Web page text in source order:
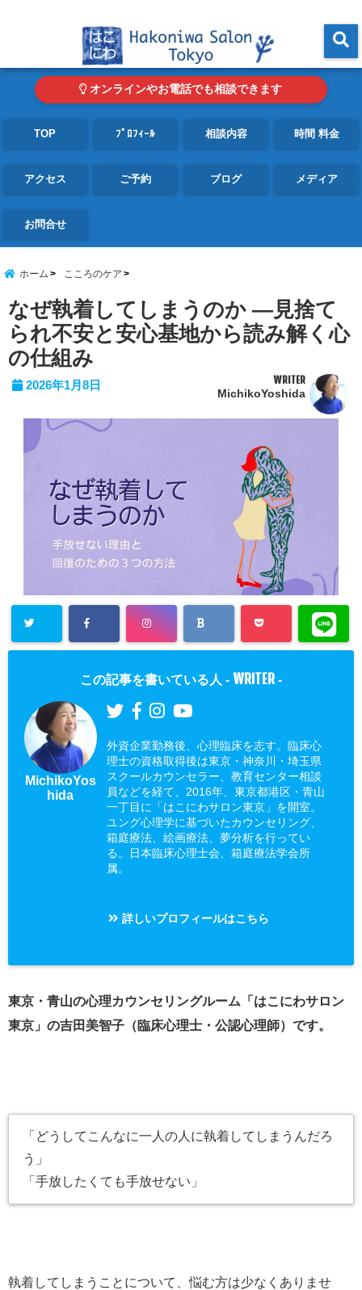
オンラインやお電話でも相談できます
TOP ﾌﾟﾛﾌｨｰﾙ 相談内容 時間 料金
アクセス ご予約 ブログ メディア
お問合せ
ホーム こころのケア
なぜ執着してしまうのか ―見捨て
られ不安と安心基地から読み解く心
の仕組み
2026年1月8日 WRITER
MichikoYoshida
この記事を書いている人 - WRITER -
MichikoYos
hida
外資企業勤務後、心理臨床を志す。臨床心
理士の資格取得後は東京・神奈川・埼玉県
スクールカウンセラー、教育センター相談
員などを経て、2016年、東京都港区・青山
一丁目に「はこにわサロン東京」を開室。
ユング心理学に基づいたカウンセリング、
箱庭療法、絵画療法、夢分析を行ってい
る。日本臨床心理士会、箱庭療法学会所
属。
詳しいプロフィールはこちら
東京・青山の心理カウンセリングルーム「はこにわサロン
東京」の吉田美智子（臨床心理士・公認心理師）です。
「どうしてこんなに一人の人に執着してしまうんだろ
う」
「手放したくても手放せない」
執着してしまうことについて、悩む方は少なくありませ